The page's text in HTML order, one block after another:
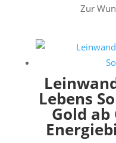
Zur
Lebens
Gold ab